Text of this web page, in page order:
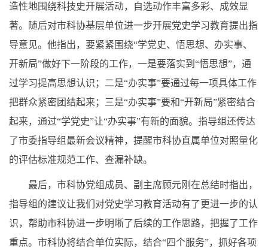
造性地围绕科技史开展活动，自选动作丰富多彩、成效显
著。随后对市科协基层单位进一步开展党史学习教育提出指
导意见。他指出，要紧紧围绕“学党史、悟思想、办实事、
开新局”做好下一阶段的工作，一是要落实到“悟思想”，通
过学习提高思想认识；二是“办实事”要通过每一项具体工作
把群众紧密团结起来；三是“办实事”要和“开新局”紧密结合
起来，通过“学党史”让“办实事”有新的面貌。指导组还传达
了市委指导组最新会议精神，提醒市科协直属单位对照量化
的评估标准规范工作、查漏补缺。
最后，市科协党组成员、副主席顾元刚在总结时指出，
指导组的建议让我们对党史学习教育活动有了更进一步的认
识，帮助市科协进一步明晰了后续的工作思路，把握了工作
重点。市科协将结合单位实际，结合“四个服务”，抓好各项